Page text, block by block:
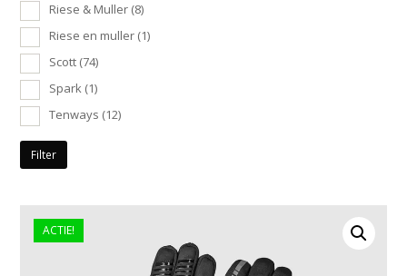
Riese & Muller (8)
Riese en muller (1)
Scott (74)
Spark (1)
Tenways (12)
Filter
ACTIE!